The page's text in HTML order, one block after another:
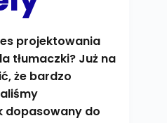
projektowania
tłumaczki? Już na
że bardzo
dopasowany do